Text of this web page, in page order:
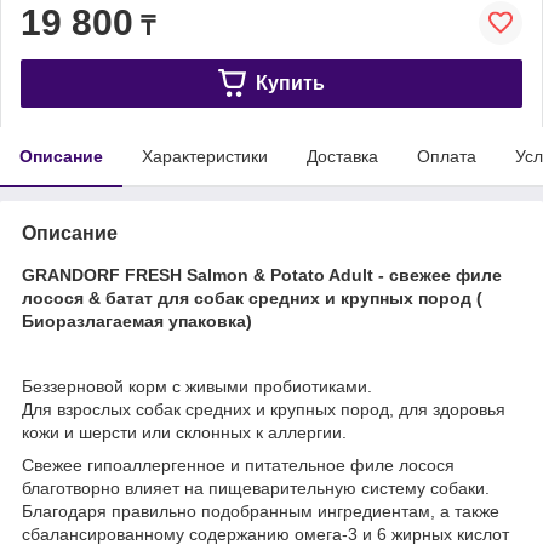
19 800 ₸
Купить
Описание Характеристики Доставка Оплата
Описание
GRANDORF FRESH Salmon & Potato Adult - свежее филе
лосося & батат для собак средних и крупных пород (
Биоразлагаемая упаковка)
Беззерновой корм с живыми пробиотиками.
Для взрослых собак средних и крупных пород, для здоровья
кожи и шерсти или склонных к аллергии.
Свежее гипоаллергенное и питательное филе лосося
благотворно влияет на пищеварительную систему собаки.
Благодаря правильно подобранным ингредиентам, а также
сбалансированному содержанию омега-3 и 6 жирных кислот